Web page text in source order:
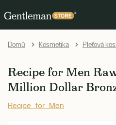
Domů Kosmetika Pleťová
Recipe for Men
Million Dollar
Recipe for Men